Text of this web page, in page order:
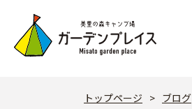
content
トップページ > ブログ